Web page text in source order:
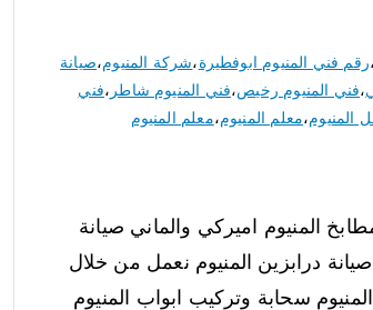
،رقم فني المنيوم ابوفطيرة،شركة المنيوم،صيانة
،فني المنيوم رخيص،فني المنيوم شاطر ،فني
المنيوم،معلم المنيوم،معلم المنيوم
المنيوم اميركي والماني صيانة
درابزين المنيوم نعمل من خلال
سحابة وتركيب ابواب المنيوم